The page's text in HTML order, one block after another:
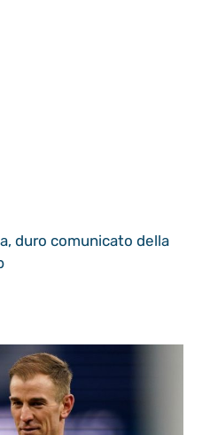
duro comunicato della